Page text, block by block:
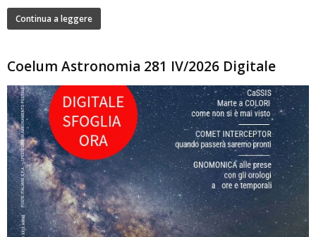
Continua a leggere
Coelum Astronomia 281 IV/2026 Digitale